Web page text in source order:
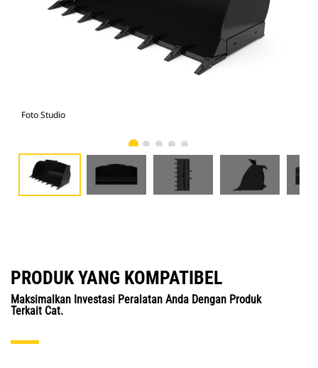
Foto Studio
PRODUK YANG KOMPATIBEL
Maksimalkan Investasi Peralatan Anda Dengan Produk
Terkait Cat.